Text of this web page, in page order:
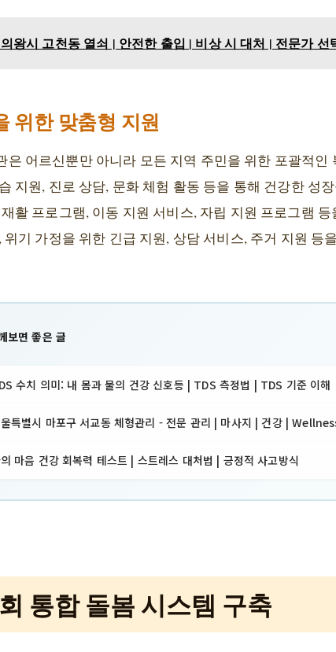
왕시 고천동 열쇠 | 안전한 출입 | 비상 시 대처 | 전문가 선
위한 맞춤형 지원
은 어르신뿐만 아니라 모든 지역 주민을 위한 포괄적
지원, 진로 상담, 문화 체험 활동 등을 통해 건강한 성
활 프로그램, 이동 지원 서비스, 자립 지원 프로그램
위기 가정을 위한 긴급 지원, 상담 서비스, 주거 지원 등
보면 좋은 글
수치 의미: 내 몸과 물의 건강 신호등 | TDS 측정법 | TDS 기준 이해
특별시 마포구 서교동 체형관리 - 전문 관리 | 마사지 | 건강 |
마음 건강 회복력 테스트 | 스트레스 대처법 | 긍정적 사고방식
통합 돌봄 시스템 구축